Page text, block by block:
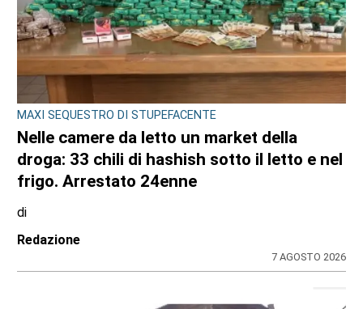
MAXI SEQUESTRO DI STUPEFACENTE
Nelle camere da letto un market della
droga: 33 chili di hashish sotto il letto e nel
frigo. Arrestato 24enne
di
Redazione
7 AGOSTO 2026